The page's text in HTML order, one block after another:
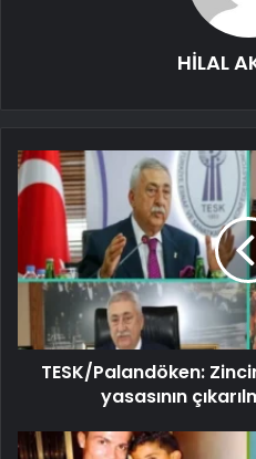
HİLAL
TESK/Palandöken:
yasasının